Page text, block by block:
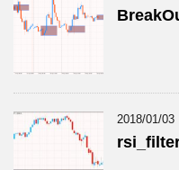
2018/01/03